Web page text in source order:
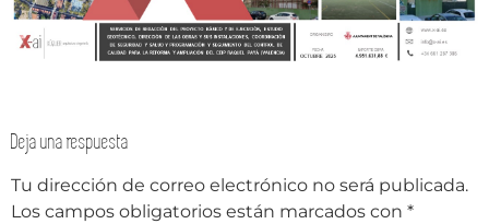
Deja una respuesta
Tu dirección de correo electrónico no será publicada.
Los campos obligatorios están marcados con *